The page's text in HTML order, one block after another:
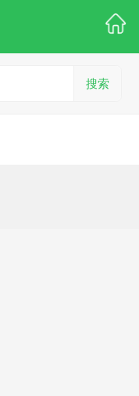
搜索